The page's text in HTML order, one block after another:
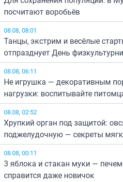
посчитают воробьёв
08.08, 08:01
Танцы, экстрим и весёлые
отпразднует День
08.08, 06:11
Не игрушка — декоративным
нагрузки: воспитывайте
08.08, 02:52
Хрупкий орган под защитой:
поджелудочную — секреты
08.08, 00:11
3 яблока и стакан муки —
справится даже новичок